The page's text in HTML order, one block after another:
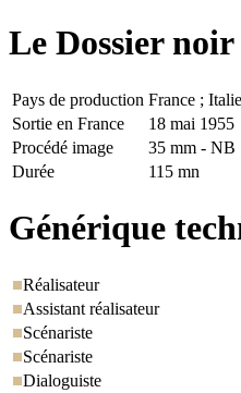
Le Dossier noir
Pays de production France ; Italie
Sortie en France
18 mai 1955
Procédé image
35 mm - NB
Durée
115 mn
Générique
Réalisateur
Assistant réalisateur
Scénariste
Scénariste
Dialoguiste